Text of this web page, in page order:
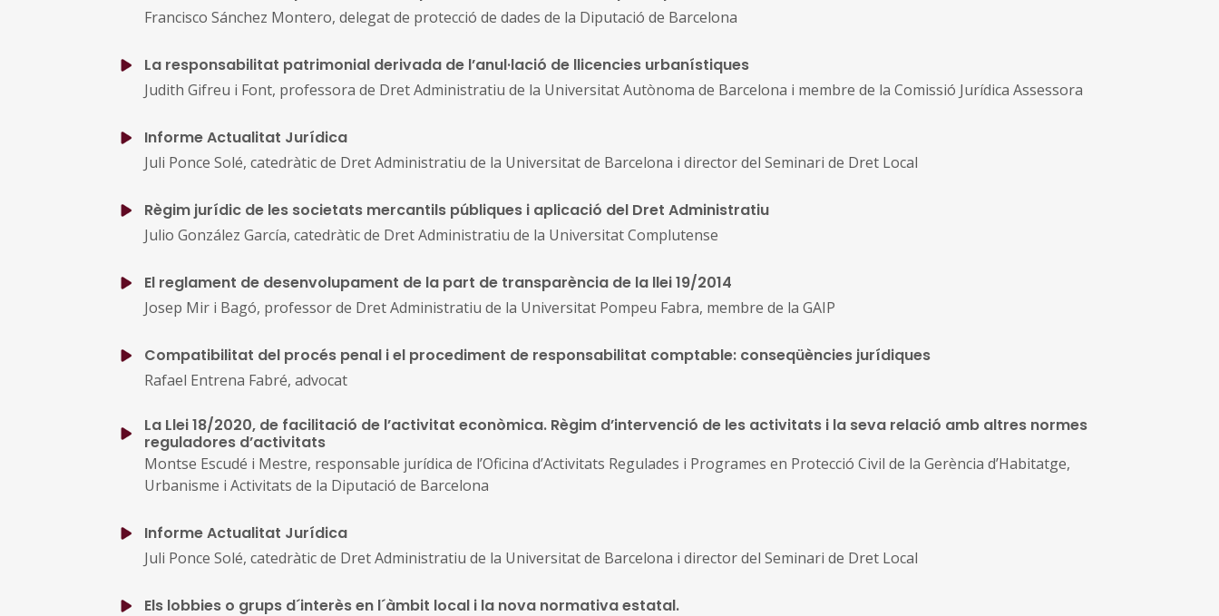
Francisco Sánchez Montero, delegat de protecció de dades de la Diputació de Barcelona
La responsabilitat patrimonial derivada de l’anul·lació de llicencies urbanístiques
Judith Gifreu i Font, professora de Dret Administratiu de la Universitat Autònoma de Barcelona i membre de la Comissió Jurídica Assessora
Informe Actualitat Jurídica
Juli Ponce Solé, catedràtic de Dret Administratiu de la Universitat de Barcelona i director del Seminari de Dret Local
Règim jurídic de les societats mercantils públiques i aplicació del Dret Administratiu
Julio González García, catedràtic de Dret Administratiu de la Universitat Complutense
El reglament de desenvolupament de la part de transparència de la llei 19/2014
Josep Mir i Bagó, professor de Dret Administratiu de la Universitat Pompeu Fabra, membre de la GAIP
Compatibilitat del procés penal i el procediment de responsabilitat comptable: conseqüències jurídiques
Rafael Entrena Fabré, advocat
La Llei 18/2020, de facilitació de l’activitat econòmica. Règim d’intervenció de les activitats i la seva relació amb altres normes
reguladores d’activitats
Montse Escudé i Mestre, responsable jurídica de l’Oficina d’Activitats Regulades i Programes en Protecció Civil de la Gerència d’Habitatge,
Urbanisme i Activitats de la Diputació de Barcelona
Informe Actualitat Jurídica
Juli Ponce Solé, catedràtic de Dret Administratiu de la Universitat de Barcelona i director del Seminari de Dret Local
Els lobbies o grups d´interès en l´àmbit local i la nova normativa estatal.